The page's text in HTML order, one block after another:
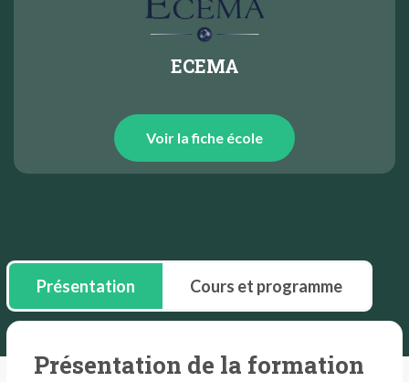
ECEMA
Voir la fiche école
Présentation Cours et programme
Présentation de la formation